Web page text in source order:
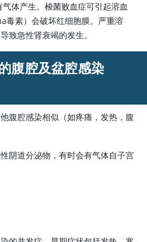
体产生。梭菌败血症可引起溶血
毒素）会破坏红细胞膜。严重溶
致急性肾衰竭的发生。
腹腔及盆腔感染
腹腔感染相似（如疼痛，发热，腹
阴道分泌物，有时会有气体自子宫